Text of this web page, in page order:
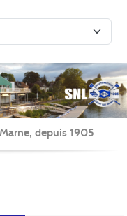
depuis 1905